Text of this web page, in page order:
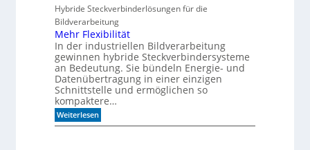
e
l
o
r
g
e
n
b
a
u
e
n
u
t
s
c
h
l
a
n
d
i
m
B
i
Hybride Steckverbinderlösungen für die
Bildverarbeitung
Mehr Flexibilität
In der industriellen Bildverarbeitung
gewinnen hybride Steckverbindersysteme
an Bedeutung. Sie bündeln Energie- und
Datenübertragung in einer einzigen
Schnittstelle und ermöglichen so
kompaktere…
Weiterlesen:
M